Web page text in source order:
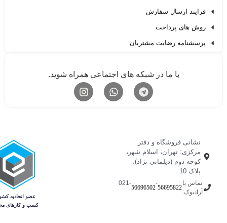
فرایند ارسال سفارش
روش های پرداخت
پرسشنامه رضایت مشتریان
با ما در شبکه های اجتماعی همراه شوید.
نشانی فروشگاه و دفتر
مرکزی: تهران، اسلام شهر،
کوچه دوم (دیلمانی نژاد)،
پلاک 10
تماس با
آرادبوک:
56695822
56696502